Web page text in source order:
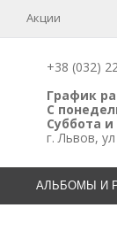
Акции
+38 (032)
График
С
Суббота
г. Львов,
АЛЬБОМЫ И